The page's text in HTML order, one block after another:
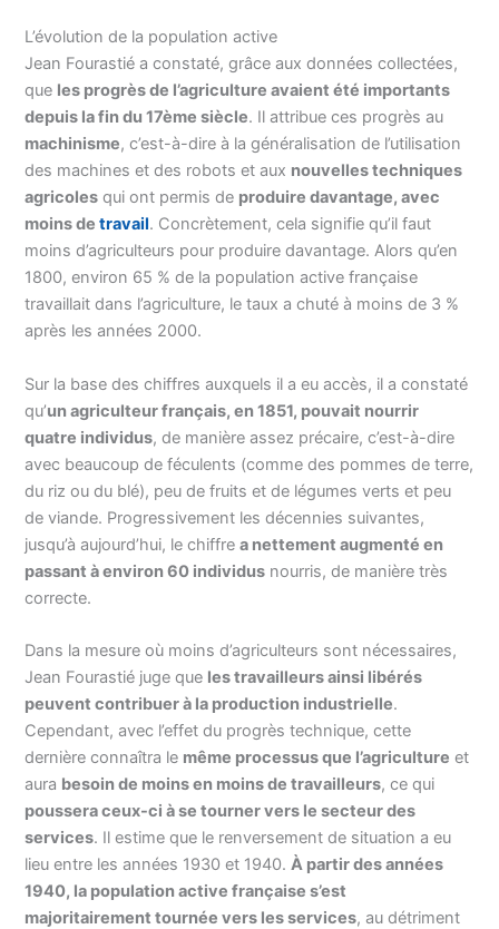
L’évolution de la population active
Jean Fourastié a constaté, grâce aux données collectées,
que les progrès de l’agriculture avaient été importants
depuis la fin du 17ème siècle. Il attribue ces progrès au
machinisme, c’est-à-dire à la généralisation de l’utilisation
des machines et des robots et aux nouvelles techniques
agricoles qui ont permis de produire davantage, avec
moins detravail. Concrètement, cela signifie qu’il faut
moins d’agriculteurs pour produire davantage. Alors qu’en
1800, environ 65 % de la population active française
travaillait dans l’agriculture, le taux a chuté à moins de 3 %
après les années 2000.
Sur la base des chiffres auxquels il a eu accès, il a constaté
qu’un agriculteur français, en 1851, pouvait nourrir
quatre individus, de manière assez précaire, c’est-à-dire
avec beaucoup de féculents (comme des pommes de terre,
du riz ou du blé), peu de fruits et de légumes verts et peu
de viande. Progressivement les décennies suivantes,
jusqu’à aujourd’hui, le chiffrea nettement augmenté en
passant à environ 60 individus nourris, de manière très
correcte.
Dans la mesure où moins d’agriculteurs sont nécessaires,
Jean Fourastié juge que les travailleurs ainsi libérés
peuvent contribuer à la production industrielle.
Cependant, avec l’effet du progrès technique, cette
dernière connaîtra le même processus que l’agriculture et
aura besoinde moins en moins de travailleurs, ce qui
poussera ceux-ci à se tourner vers le secteur des
services. Il estime que le renversement de situation a eu
lieu entre les années 1930 et 1940.À partir des années
1940, la population active française s’est
majoritairement tournée vers les services, au détriment